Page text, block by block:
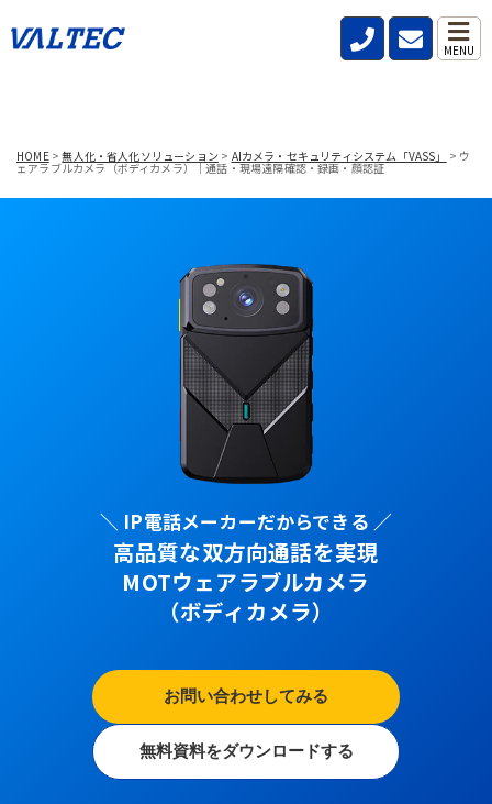
MENU
HOME>無人化・省人化ソリューション > AIカメラ・セキュリティシステム「VASS」 > ウ
ェアラブルカメラ（ボディカメラ）｜通話・現場遠隔確認・録画・顔認証
＼ IP電話メーカーだからできる ／
高品質な双方向通話を実現
MOTウェアラブルカメラ
（ボディカメラ）
お問い合わせしてみる
無料資料をダウンロードする